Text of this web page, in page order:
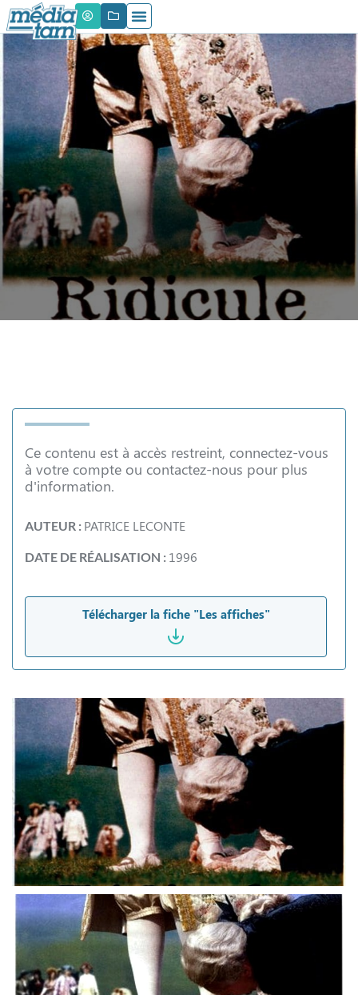
Ce contenu est à accès restreint, connectez-vous
à votre compte ou contactez-nous pour plus
d'information.
AUTEUR : PATRICE LECONTE
DATE DE RÉALISATION : 1996
Télécharger la fiche "Les affiches"